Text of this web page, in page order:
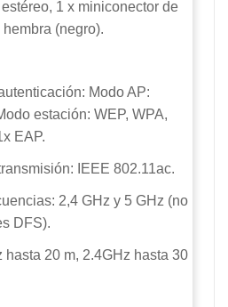
1 x miniconector de
(negro).
Modo AP:
estación: WEP, WPA,
EAP.
IEEE 802.11ac.
2,4 GHz y 5 GHz (no
DFS).
hasta 20 m, 2.4GHz hasta 30